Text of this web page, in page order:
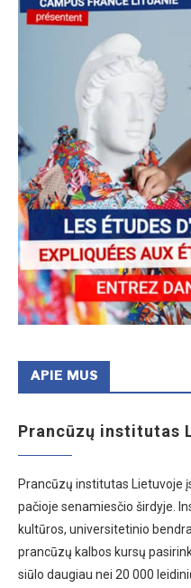
APIE MUS
Prancūzų institutas
Prancūzų institutas Lietuvoje
pačioje senamiesčio širdyje.
kultūros, universitetinio
prancūzų kalbos kursų
siūlo daugiau nei 20 000